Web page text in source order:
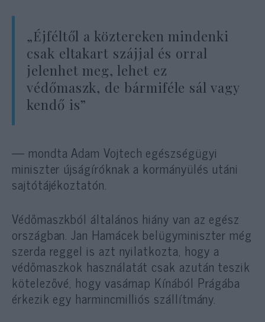
„Éjféltől a köztereken mindenki
csak eltakart szájjal és orral
jelenhet meg, lehet ez
védőmaszk, de bármiféle sál vagy
kendő is”
— mondta Adam Vojtech egészségügyi
miniszter újságíróknak a kormányülés utáni
sajtótájékoztatón.
Védőmaszkból általános hiány van az egész
országban. Jan Hamácek belügyminiszter még
szerda reggel is azt nyilatkozta, hogy a
védőmaszkok használatát csak azután teszik
kötelezővé, hogy vasárnap Kínából Prágába
érkezik egy harmincmilliós szállítmány.